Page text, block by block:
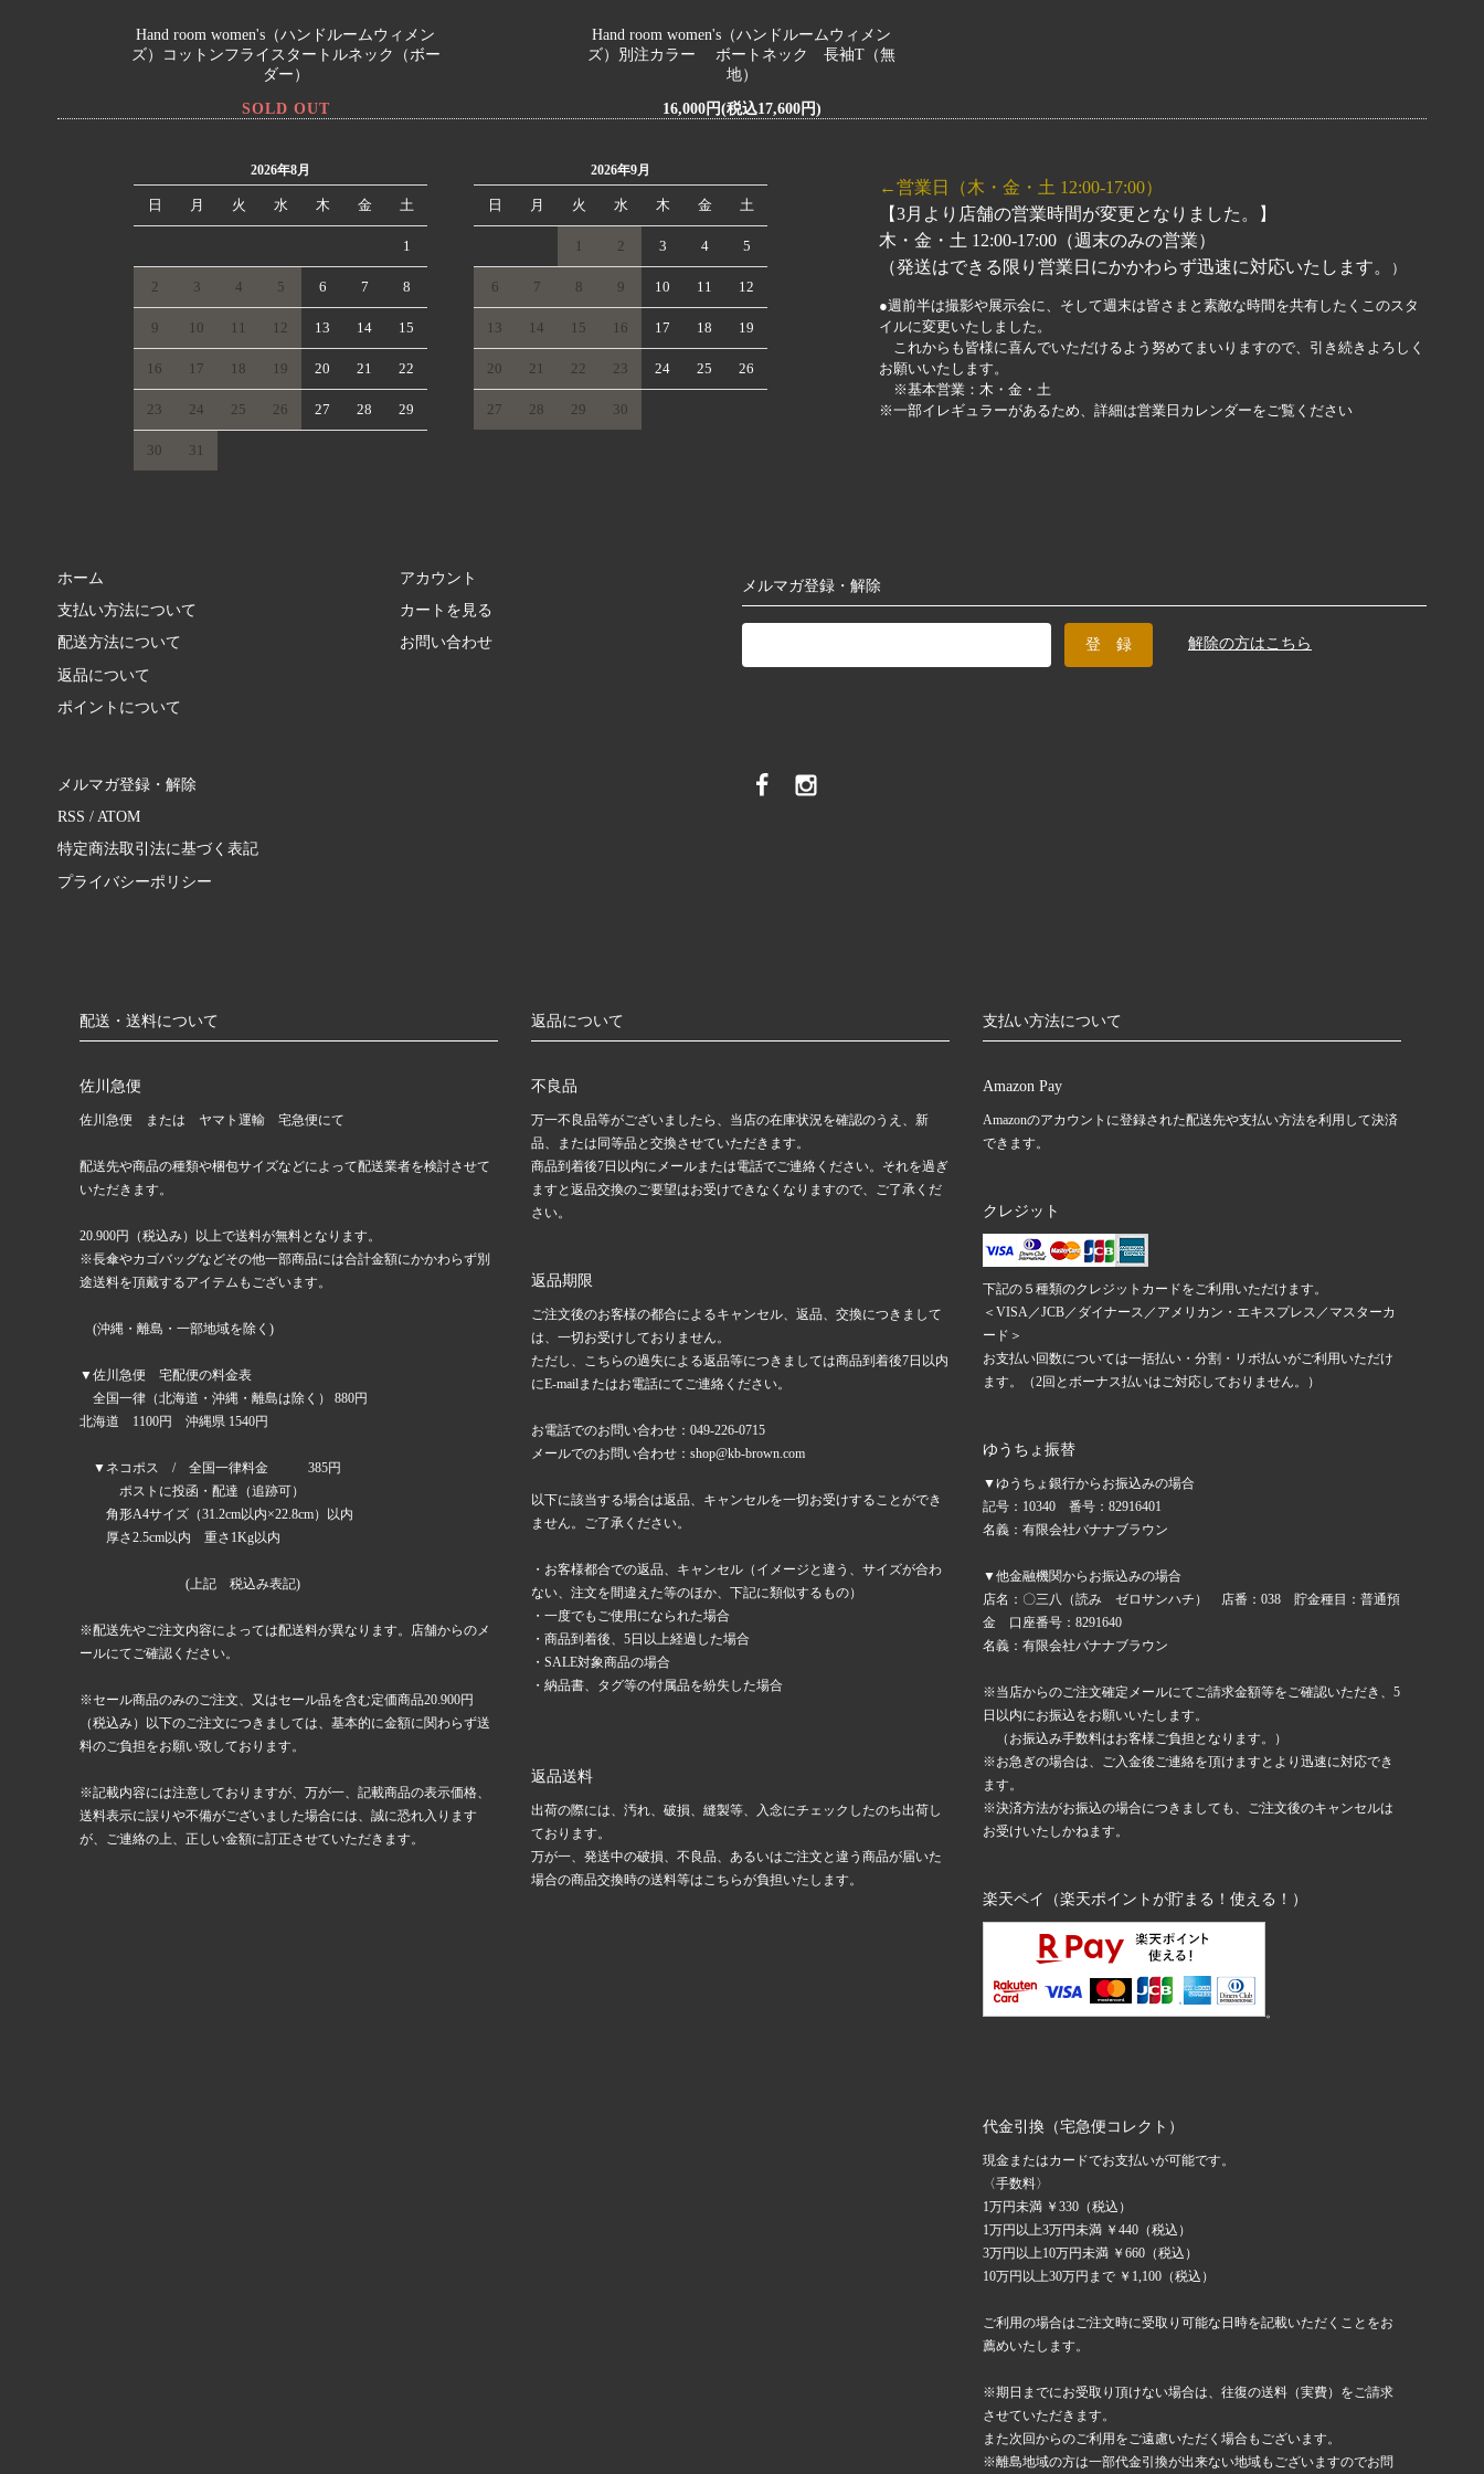
1/8 New Arraivals
Hand room women's（ハンドルームウィメン
ズ）コットンフライスタートルネック（ボー
ダー）
SOLD OUT
Hand room women's（ハンドルームウィメン
ズ）別注カラー ボートネック 長袖T（無
地）
16,000円(税込17,600円)
2026年8月
日 月 火 水 木 金 土
1
2 3 4 5 6 7 8
9 10 11 12 13 14 15
16 17 18 19 20 21 22
23 24 25 26 27 28 29
30 31
2026年9月
日 月 火 水 木 金 土
1 2 3 4 5
6 7 8 9 10 11 12
13 14 15 16 17 18 19
20 21 22 23 24 25 26
27 28 29 30
←営業日（木・金・土 12:00-17:00）
【3月より店舗の営業時間が変更となりました。】
木・金・土 12:00-17:00（週末のみの営業）
（発送はできる限り営業日にかかわらず迅速に対応いたします。
）
●週前半は撮影や展示会に、そして週末は皆さまと素敵な時間を共有したくこのスタ
イルに変更いたしました。
これからも皆様に喜んでいただけるよう努めてまいりますので、引き続きよろしく
お願いいたします。
※基本営業：木・金・土
※一部イレギュラーがあるため、詳細は営業日カレンダーをご覧ください
メルマガ登録・解除
解除の方はこちら
ホーム
支払い方法について
配送方法について
返品について
ポイントについて
アカウント
カートを見る
お問い合わせ
メルマガ登録・解除
RSS / ATOM
特定商法取引法に基づく表記
プライバシーポリシー
配送・送料について
佐川急便
佐川急便 または ヤマト運輸 宅急便にて
配送先や商品の種類や梱包サイズなどによって配送業者を検討させて
いただきます。
20.900円（税込み）以上で送料が無料となります。
※長傘やカゴバッグなどその他一部商品には合計金額にかかわらず別
途送料を頂戴するアイテムもございます。
(沖縄・離島・一部地域を除く)
▼佐川急便 宅配便の料金表
全国一律（北海道・沖縄・離島は除く） 880円
北海道 1100円 沖縄県 1540円
▼ネコポス / 全国一律料金 385円
ポストに投函・配達（追跡可）
角形A4サイズ（31.2cm以内×22.8cm）以内
厚さ2.5cm以内 重さ1Kg以内
(上記 税込み表記)
※配送先やご注文内容によっては配送料が異なります。店舗からのメ
ールにてご確認ください。
※セール商品のみのご注文、又はセール品を含む定価商品20.900円
（税込み）以下のご注文につきましては、基本的に金額に関わらず送
料のご負担をお願い致しております。
※記載内容には注意しておりますが、万が一、記載商品の表示価格、
送料表示に誤りや不備がございました場合には、誠に恐れ入ります
が、ご連絡の上、正しい金額に訂正させていただきます。
返品について
不良品
万一不良品等がございましたら、当店の在庫状況を確認のうえ、新
品、または同等品と交換させていただきます。
商品到着後7日以内にメールまたは電話でご連絡ください。それを過ぎ
ますと返品交換のご要望はお受けできなくなりますので、ご了承くだ
さい。
返品期限
ご注文後のお客様の都合によるキャンセル、返品、交換につきまして
は、一切お受けしておりません。
ただし、こちらの過失による返品等につきましては商品到着後7日以内
にE-mailまたはお電話にてご連絡ください。
お電話でのお問い合わせ：049-226-0715
メールでのお問い合わせ：shop@kb-brown.com
以下に該当する場合は返品、キャンセルを一切お受けすることができ
ません。ご了承ください。
・お客様都合での返品、キャンセル（イメージと違う、サイズが合わ
ない、注文を間違えた等のほか、下記に類似するもの）
・一度でもご使用になられた場合
・商品到着後、5日以上経過した場合
・SALE対象商品の場合
・納品書、タグ等の付属品を紛失した場合
返品送料
出荷の際には、汚れ、破損、縫製等、入念にチェックしたのち出荷し
ております。
万が一、発送中の破損、不良品、あるいはご注文と違う商品が届いた
場合の商品交換時の送料等はこちらが負担いたします。
支払い方法について
Amazon Pay
Amazonのアカウントに登録された配送先や支払い方法を利用して決済
できます。
クレジット
下記の５種類のクレジットカードをご利用いただけます。
＜VISA／JCB／ダイナース／アメリカン・エキスプレス／マスターカ
ード＞
お支払い回数については一括払い・分割・リボ払いがご利用いただけ
ます。（2回とボーナス払いはご対応しておりません。）
ゆうちょ振替
▼ゆうちょ銀行からお振込みの場合
記号：10340 番号：82916401
名義：有限会社バナナブラウン
▼他金融機関からお振込みの場合
店名：〇三八（読み ゼロサンハチ） 店番：038 貯金種目：普通預
金 口座番号：8291640
名義：有限会社バナナブラウン
※当店からのご注文確定メールにてご請求金額等をご確認いただき、5
日以内にお振込をお願いいたします。
（お振込み手数料はお客様ご負担となります。）
※お急ぎの場合は、ご入金後ご連絡を頂けますとより迅速に対応でき
ます。
※決済方法がお振込の場合につきましても、ご注文後のキャンセルは
お受けいたしかねます。
楽天ペイ（楽天ポイントが貯まる！使える！）
。
代金引換（宅急便コレクト）
現金またはカードでお支払いが可能です。
〈手数料〉
1万円未満 ￥330（税込）
1万円以上3万円未満 ￥440（税込）
3万円以上10万円未満 ￥660（税込）
10万円以上30万円まで ￥1,100（税込）
ご利用の場合はご注文時に受取り可能な日時を記載いただくことをお
薦めいたします。
※期日までにお受取り頂けない場合は、往復の送料（実費）をご請求
させていただきます。
また次回からのご利用をご遠慮いただく場合もございます。
※離島地域の方は一部代金引換が出来ない地域もございますのでお問